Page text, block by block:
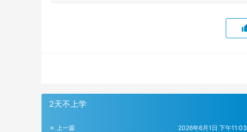
2天不上学
上一篇 2026年6月1日 下午11:03